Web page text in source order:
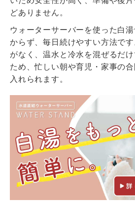
どありません。
ウォーターサーバーを使った白
からず、毎日続けやすい方法で
がなく、温水と冷水を混ぜるだ
ため、忙しい朝や育児・家事の
入れられます。